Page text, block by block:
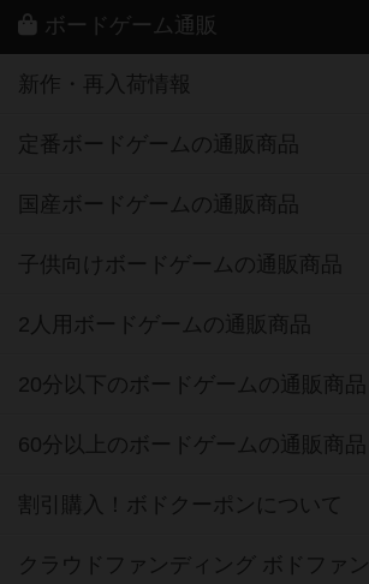
ボードゲーム通販
新作・再入荷情報
定番ボードゲームの通販商品
国産ボードゲームの通販商品
子供向けボードゲームの通販商品
2人用ボードゲームの通販商品
20分以下のボードゲームの通販商品
60分以上のボードゲームの通販商品
割引購入！ボドクーポンについて
クラウドファンディング ボドファン